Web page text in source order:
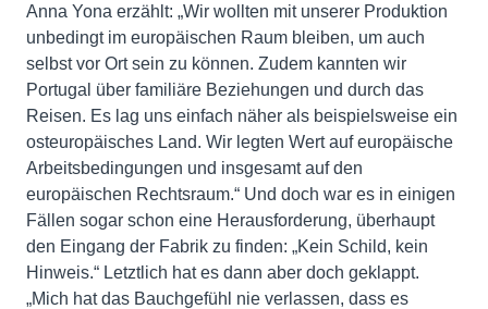
Anna Yona erzählt: „Wir wollten mit unserer Produktion
unbedingt im europäischen Raum bleiben, um auch
selbst vor Ort sein zu können. Zudem kannten wir
Portugal über familiäre Beziehungen und durch das
Reisen. Es lag uns einfach näher als beispielsweise ein
osteuropäisches Land. Wir legten Wert auf europäische
Arbeitsbedingungen und insgesamt auf den
europäischen Rechtsraum.“ Und doch war es in einigen
Fällen sogar schon eine Herausforderung, überhaupt
den Eingang der Fabrik zu finden: „Kein Schild, kein
Hinweis.“ Letztlich hat es dann aber doch geklappt.
„Mich hat das Bauchgefühl nie verlassen, dass es